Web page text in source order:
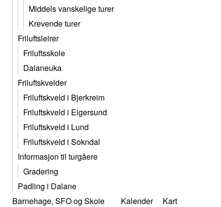
Middels vanskelige turer
Krevende turer
Friluftsleirer
Friluftsskole
Dalaneuka
Friluftskvelder
Friluftskveld i Bjerkreim
Friluftskveld i Eigersund
Friluftskveld i Lund
Friluftskveld i Sokndal
Informasjon til turgåere
Gradering
Padling i Dalane
Barnehage, SFO og Skole
Kalender Kart